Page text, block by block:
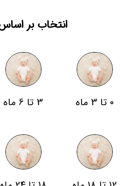
0 تا 3 ماه 3 تا 6 ماه
انتخاب بر